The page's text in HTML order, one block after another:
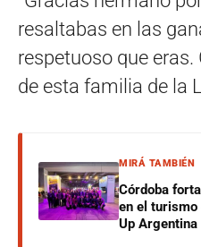
resaltabas en las
respetuoso que
de esta familia de la
MIRÁ TAMBIÉN
Córdoba
en el turismo
Up